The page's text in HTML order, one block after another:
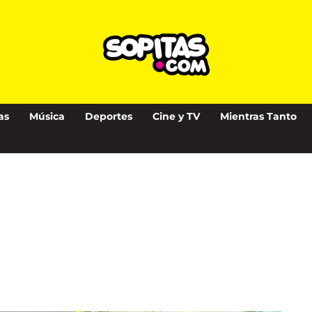
Música Deportes Cine y TV Mientras Tanto